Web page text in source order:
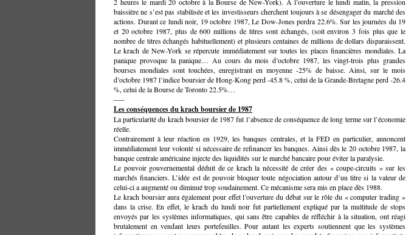
baissière ne s’est pas stabilisée et les investisseurs cherchent toujours à se désengager du marché des
actions. Durant ce lundi noir, 19 octobre 1987, Le Dow-Jones perdra 22.6%. Sur les journées du 19
et 20 octobre 1987, plus de 600 millions de titres sont échangés, (soit environ 3 fois plus que le
nombre de titres échangés habituellement) et plusieurs centaines de millions de dollars disparaissent.
Le krach de New-York se répercute immédiatement sur toutes les places financières mondiales. La
panique provoque la panique… Au cours du mois d’octobre 1987, les vingt-trois plus grandes
bourses mondiales sont touchées, enregistrant en moyenne -25% de baisse. Ainsi, sur le mois
d’octobre 1987 l’indice boursier de Hong-Kong perd -45.8 %, celui de la Grande-Bretagne perd -26.4
%, celui de la Bourse de Toronto 22.5%…
—–
Les conséquences du krach boursier de 1987
La particularité du krach boursier de 1987 fut l’absence de conséquence de long terme sur l’économie
réelle.
Contrairement à leur réaction en 1929, les banques centrales, et la FED en particulier, annoncent
immédiatement leur volonté si nécessaire de refinancer les banques. Ainsi dès le 20 octobre 1987, la
banque centrale américaine injecte des liquidités sur le marché bancaire pour éviter la paralysie.
Le pouvoir gouvernemental déduit de ce krach la nécessité de créer des « coupe-circuits » sur les
marchés financiers. L’idée est de pouvoir bloquer toute négociation autour d’un titre si la valeur de
celui-ci a augmenté ou diminué trop soudainement. Ce mécanisme sera mis en place dès 1988.
Le krach boursier aura également pour effet l’ouverture du débat sur le rôle du « computer trading »
dans la crise. En effet, le krach du lundi noir fut partiellement expliqué par la multitude de stops
envoyés par les systèmes informatiques, qui sans être capables de réfléchir à la situation, ont réagi
brutalement en vendant leurs portefeuilles. Pour autant les experts soutiennent que les systèmes